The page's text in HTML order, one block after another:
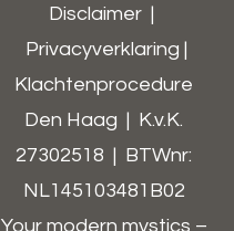
Disclaimer
Privacyverklaring
Klachtenprocedure
Den Haag | K.v.K.
27302518 | BTWnr:
NL145103481B02​
Your modern mystics –